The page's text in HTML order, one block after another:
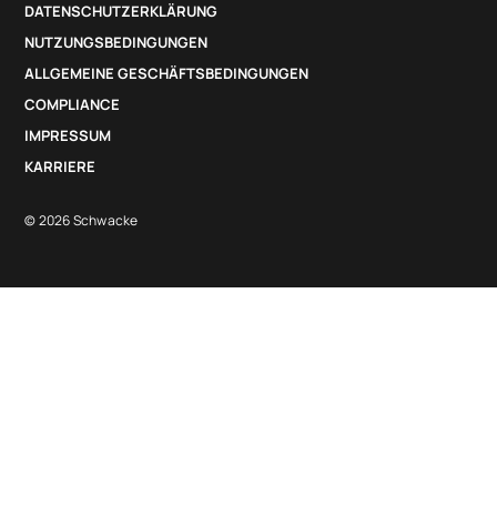
DATENSCHUTZERKLÄRUNG
NUTZUNGSBEDINGUNGEN
ALLGEMEINE GESCHÄFTSBEDINGUNGEN
COMPLIANCE
IMPRESSUM
KARRIERE
© 2026 Schwacke